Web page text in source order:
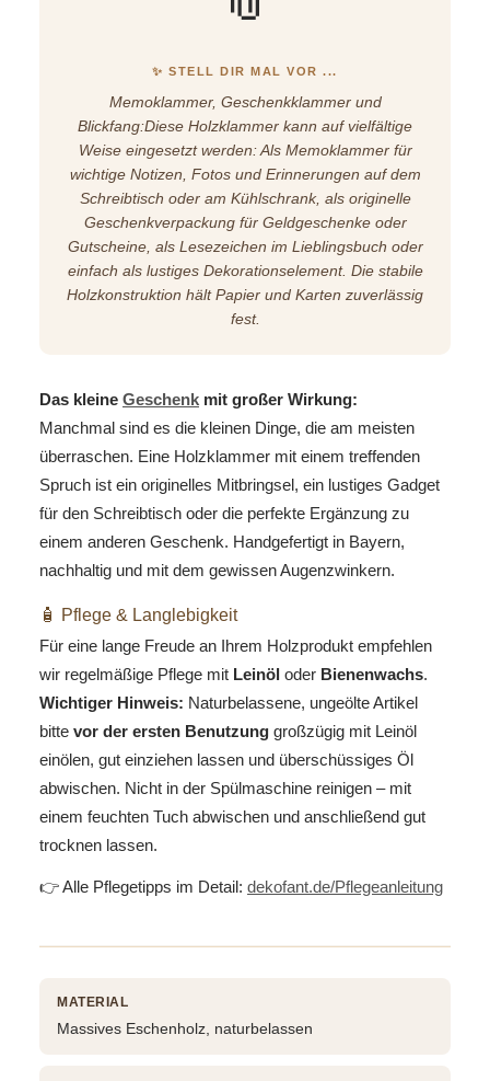
✨ STELL DIR MAL VOR ...
Memoklammer, Geschenkklammer und
Blickfang:Diese Holzklammer kann auf vielfältige
Weise eingesetzt werden: Als Memoklammer für
wichtige Notizen, Fotos und Erinnerungen auf dem
Schreibtisch oder am Kühlschrank, als originelle
Geschenkverpackung für Geldgeschenke oder
Gutscheine, als Lesezeichen im Lieblingsbuch oder
einfach als lustiges Dekorationselement. Die stabile
Holzkonstruktion hält Papier und Karten zuverlässig
fest.
Das kleine Geschenk mit großer Wirkung:
Manchmal sind es die kleinen Dinge, die am meisten
überraschen. Eine Holzklammer mit einem treffenden
Spruch ist ein originelles Mitbringsel, ein lustiges Gadget
für den Schreibtisch oder die perfekte Ergänzung zu
einem anderen Geschenk. Handgefertigt in Bayern,
nachhaltig und mit dem gewissen Augenzwinkern.
🧴 Pflege & Langlebigkeit
Für eine lange Freude an Ihrem Holzprodukt empfehlen
wir regelmäßige Pflege mit Leinöl oder Bienenwachs.
Wichtiger Hinweis: Naturbelassene, ungeölte Artikel
bitte vor der ersten Benutzung großzügig mit Leinöl
einölen, gut einziehen lassen und überschüssiges Öl
abwischen. Nicht in der Spülmaschine reinigen – mit
einem feuchten Tuch abwischen und anschließend gut
trocknen lassen.
👉 Alle Pflegetipps im Detail: dekofant.de/Pflegeanleitung
MATERIAL
Massives Eschenholz, naturbelassen